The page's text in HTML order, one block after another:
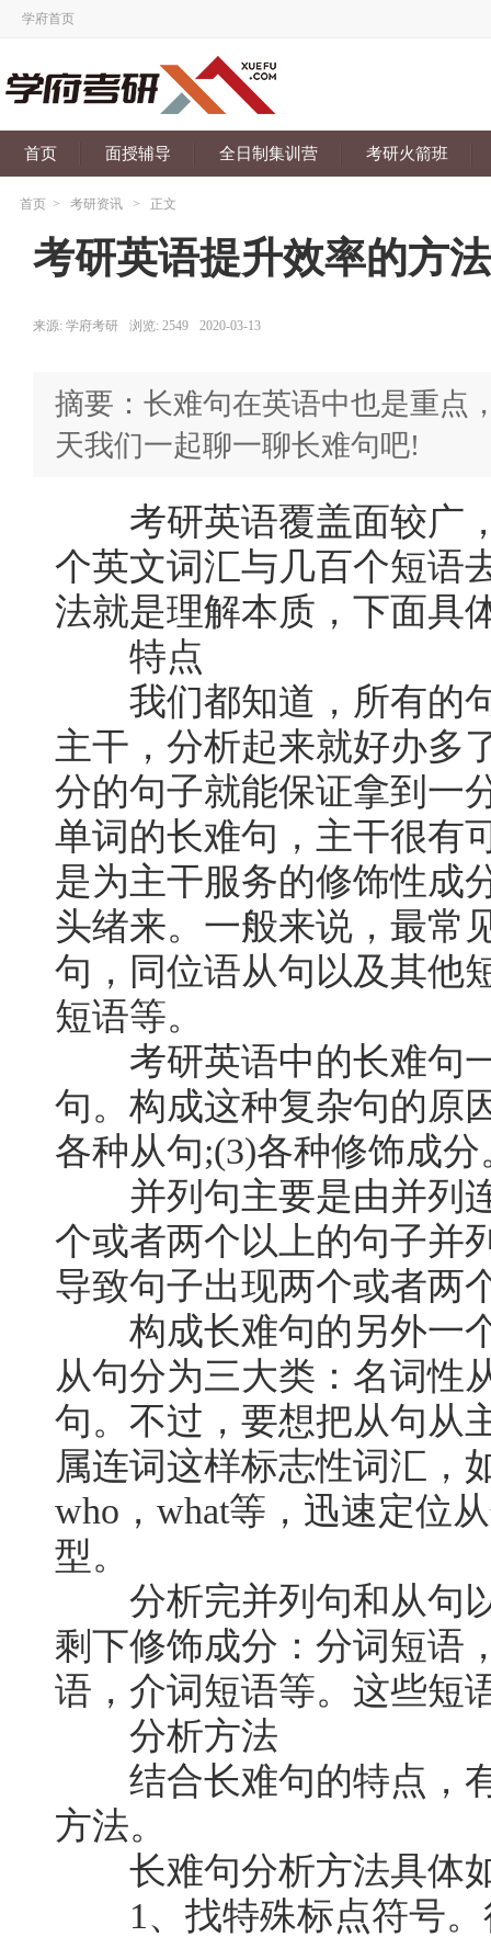
学府首页
首页 面授辅导 全日制集训营 考研火箭班
首页 > 考研资讯 > 正文
考研英语提升效率的方
来源: 学府考研 浏览: 2549 2020-03-13
摘要：长难句在英语中也是重点
天我们一起聊一聊长难句吧!
考研英语覆盖面较广，
个英文词汇与几百个短语
法就是理解本质，下面具
特点
我们都知道，所有的句
主干，分析起来就好办多
分的句子就能保证拿到一
单词的长难句，主干很有
是为主干服务的修饰性成
头绪来。一般来说，最常
句，同位语从句以及其他
短语等。
考研英语中的长难句一
句。构成这种复杂句的原
各种从句;(3)各种修饰成分
并列句主要是由并列连
个或者两个以上的句子并
导致句子出现两个或者两
构成长难句的另外一个
从句分为三大类：名词性
句。不过，要想把从句从
属连词这样标志性词汇，
who，what等，迅速定位
型。
分析完并列句和从句以
剩下修饰成分：分词短语
语，介词短语等。这些短
分析方法
结合长难句的特点，有
方法。
长难句分析方法具体
1、找特殊标点符号。